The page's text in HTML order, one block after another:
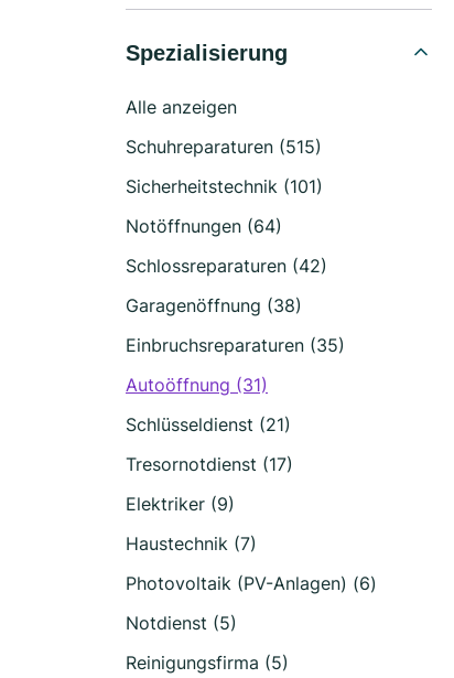
Spezialisierung
Alle anzeigen
Schuhreparaturen (515)
Sicherheitstechnik (101)
Notöffnungen (64)
Schlossreparaturen (42)
Garagenöffnung (38)
Einbruchsreparaturen (35)
Autoöffnung (31)
Schlüsseldienst (21)
Tresornotdienst (17)
Elektriker (9)
Haustechnik (7)
Photovoltaik (PV-Anlagen) (6)
Notdienst (5)
Reinigungsfirma (5)